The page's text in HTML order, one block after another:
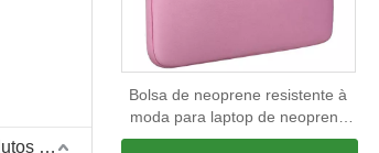
Bolsa de cosméticos e produtos de higiene pessoal
Bolsa de neoprene resistente à
moda para laptop de neoprene
resistente à moda para mulheres